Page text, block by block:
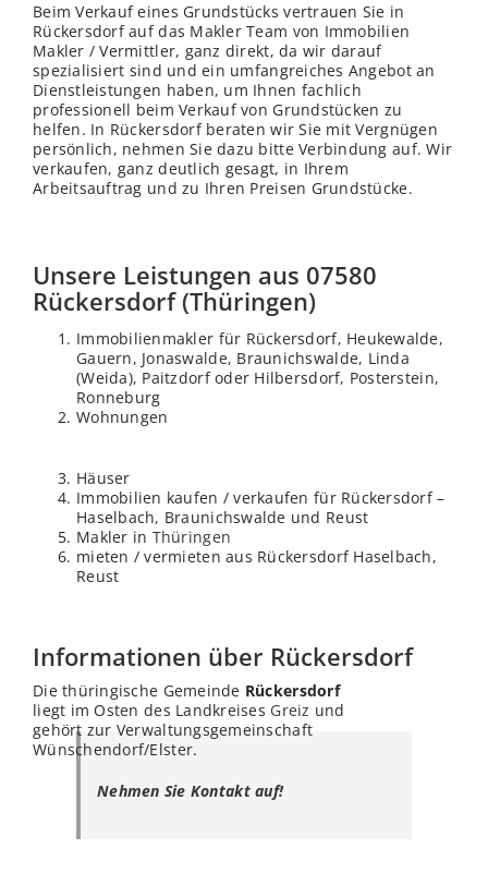
Beim Verkauf eines Grundstücks vertrauen Sie in
Rückersdorf auf das Makler Team von Immobilien
Makler / Vermittler, ganz direkt, da wir darauf
spezialisiert sind und ein umfangreiches Angebot an
Dienstleistungen haben, um Ihnen fachlich
professionell beim Verkauf von Grundstücken zu
helfen. In Rückersdorf beraten wir Sie mit Vergnügen
persönlich, nehmen Sie dazu bitte Verbindung auf. Wir
verkaufen, ganz deutlich gesagt, in Ihrem
Arbeitsauftrag und zu Ihren Preisen Grundstücke.
Unsere Leistungen aus 07580
Rückersdorf (Thüringen)
Immobilienmakler für Rückersdorf, Heukewalde,
Gauern, Jonaswalde, Braunichswalde, Linda
(Weida), Paitzdorf oder Hilbersdorf, Posterstein,
Ronneburg
Wohnungen
Häuser
Immobilien kaufen / verkaufen für Rückersdorf –
Haselbach, Braunichswalde und Reust
Makler in Thüringen
mieten / vermieten aus Rückersdorf Haselbach,
Reust
Informationen über Rückersdorf
Die thüringische Gemeinde Rückersdorf
liegt im Osten des Landkreises Greiz und
gehört zur Verwaltungsgemeinschaft
Wünschendorf/Elster.
Nehmen Sie Kontakt auf!